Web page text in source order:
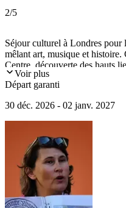
2/5
Séjour culturel à Londres pour
mêlant art, musique et
Centre, découverte des hauts
de grandes expositions d'art.
Voir plus
Départ garanti
30 déc. 2026 - 02 janv. 2027